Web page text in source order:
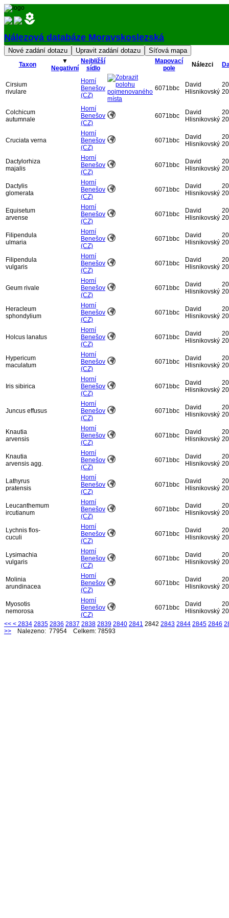
Nálezová databáze Moravskoslezská
Přihlásit
Taxon
▼
Negativní
Nejbližší
sídlo
Mapovací
pole
Nálezci
Cirsium
rivulare
Horní
Benešov
(CZ)
6071bbc
David
Hlisnikovský
Colchicum
autumnale
Horní
Benešov
(CZ)
6071bbc
David
Hlisnikovský
Cruciata verna
Horní
Benešov
(CZ)
6071bbc
David
Hlisnikovský
Dactylorhiza
majalis
Horní
Benešov
(CZ)
6071bbc
David
Hlisnikovský
Dactylis
glomerata
Horní
Benešov
(CZ)
6071bbc
David
Hlisnikovský
Equisetum
arvense
Horní
Benešov
(CZ)
6071bbc
David
Hlisnikovský
Filipendula
ulmaria
Horní
Benešov
(CZ)
6071bbc
David
Hlisnikovský
Filipendula
vulgaris
Horní
Benešov
(CZ)
6071bbc
David
Hlisnikovský
Geum rivale
Horní
Benešov
(CZ)
6071bbc
David
Hlisnikovský
Heracleum
sphondylium
Horní
Benešov
(CZ)
6071bbc
David
Hlisnikovský
Holcus lanatus
Horní
Benešov
(CZ)
6071bbc
David
Hlisnikovský
Hypericum
maculatum
Horní
Benešov
(CZ)
6071bbc
David
Hlisnikovský
Iris sibirica
Horní
Benešov
(CZ)
6071bbc
David
Hlisnikovský
Juncus effusus
Horní
Benešov
(CZ)
6071bbc
David
Hlisnikovský
Knautia
arvensis
Horní
Benešov
(CZ)
6071bbc
David
Hlisnikovský
Knautia
arvensis agg.
Horní
Benešov
(CZ)
6071bbc
David
Hlisnikovský
Lathyrus
pratensis
Horní
Benešov
(CZ)
6071bbc
David
Hlisnikovský
Leucanthemum
ircutianum
Horní
Benešov
(CZ)
6071bbc
David
Hlisnikovský
Lychnis flos-
cuculi
Horní
Benešov
(CZ)
6071bbc
David
Hlisnikovský
Lysimachia
vulgaris
Horní
Benešov
(CZ)
6071bbc
David
Hlisnikovský
Molinia
arundinacea
Horní
Benešov
(CZ)
6071bbc
David
Hlisnikovský
Myosotis
nemorosa
Horní
Benešov
(CZ)
6071bbc
David
Hlisnikovský
<< < 2834 2835 2836 2837 2838 2839 2840 2841 2842 2843 2844 2845 2846
>> Nalezeno: 77954 Celkem: 78593